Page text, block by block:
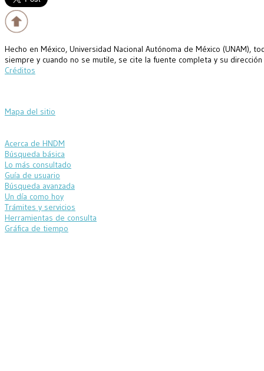
Hecho en México, Universidad Nacional Autónoma de México
siempre y cuando no se mutile, se cite la fuente completa y su
Créditos
Mapa del sitio
Acerca de HNDM
Búsqueda básica
Lo más consultado
Guía de usuario
Búsqueda avanzada
Un día como hoy
Trámites y servicios
Herramientas de consulta
Gráfica de tiempo